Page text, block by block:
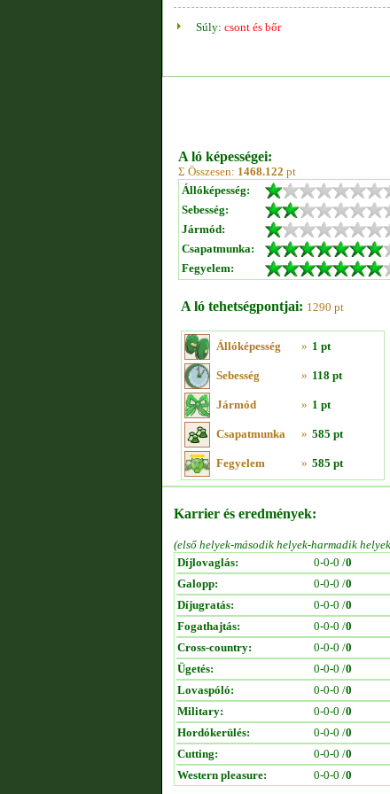
Súly: csont és bőr
A ló képességei:
Σ Összesen: 1468.122 pt
Állóképesség:
Sebesség:
Jármód:
Csapatmunka:
Fegyelem:
A ló tehetségpontjai: 1290 pt
Állóképesség » 1 pt
Sebesség » 118 pt
Jármód » 1 pt
Csapatmunka » 585 pt
Fegyelem » 585 pt
Karrier és eredmények:
(első helyek-második helyek-harmadik
Díjlovaglás:
0-0-0 /0
Galopp:
0-0-0 /0
Díjugratás:
0-0-0 /0
Fogathajtás:
0-0-0 /0
Cross-country:
0-0-0 /0
Ügetés:
0-0-0 /0
Lovaspóló:
0-0-0 /0
Military:
0-0-0 /0
Hordókerülés:
0-0-0 /0
Cutting:
0-0-0 /0
Western pleasure:
0-0-0 /0